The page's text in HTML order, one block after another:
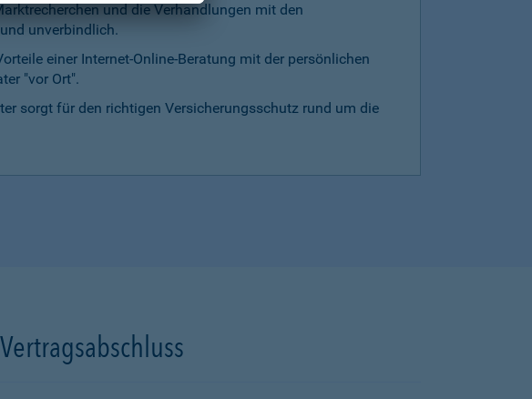
und die Verhandlungen mit den
unverbindlich.
einer Internet-Online-Beratung mit der persönlichen
"vor Ort".
sorgt für den richtigen Versicherungsschutz rund um die